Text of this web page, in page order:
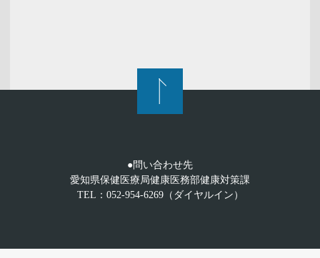
●問い合わせ先
愛知県保健医療局健康医務部健康対策課
TEL：052-954-6269（ダイヤルイン）